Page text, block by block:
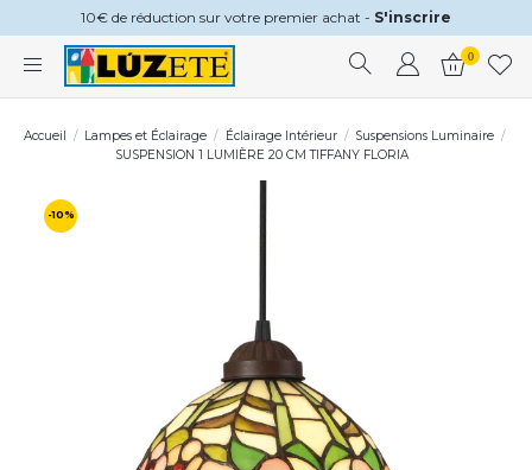
10€ de réduction sur votre premier achat - S'inscrire
0
Accueil Lampes et Éclairage Éclairage Intérieur
Suspensions Luminaire
SUSPENSION 1 LUMIÈRE 20 CM TIFFANY FLORIA
-10%